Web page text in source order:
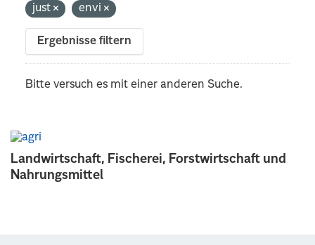
Landwirtschaft, Fischerei, Forstwirtschaft und
Nahrungsmittel
just
envi
Ergebnisse filtern
Bitte versuch es mit einer anderen Suche.